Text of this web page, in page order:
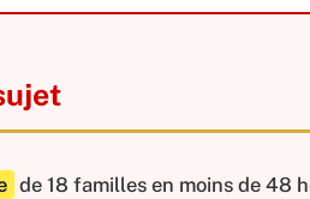
de 18 familles en moins de 48